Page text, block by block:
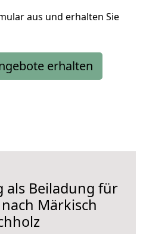
aus und erhalten Sie
erhalten
als Beiladung für
Märkisch